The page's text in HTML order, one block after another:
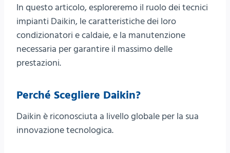
In questo articolo, esploreremo il ruolo dei tecnici
impianti Daikin, le caratteristiche dei loro
condizionatori e caldaie, e la manutenzione
necessaria per garantire il massimo delle
prestazioni.
Perché Scegliere Daikin?
Daikin è riconosciuta a livello globale per la sua
innovazione tecnologica.